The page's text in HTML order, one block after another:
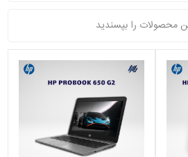
محصولات را بپسندید